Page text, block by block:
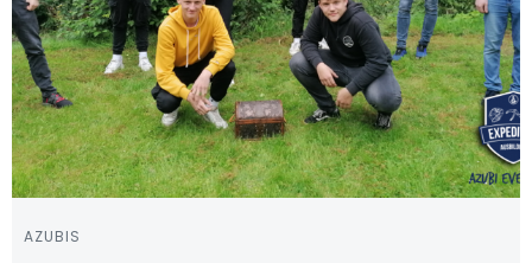
AZUBIS